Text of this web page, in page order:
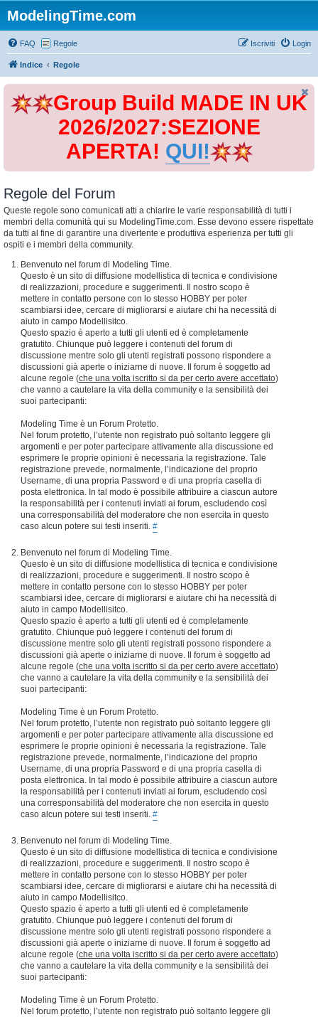
ModelingTime.com
FAQ Regole Login
Iscriviti
Indice Regole
Group Build MADE IN UK
2026/2027:SEZIONE
APERTA! QUI!
Regole del Forum
Queste regole sono comunicati atti a chiarire le varie responsabilità di tutti i
membri della comunità qui su ModelingTime.com. Esse devono essere rispettate
da tutti al fine di garantire una divertente e produttiva esperienza per tutti gli
ospiti e i membri della community.
Benvenuto nel forum di Modeling Time.
Questo è un sito di diffusione modellistica di tecnica e condivisione
di realizzazioni, procedure e suggerimenti. Il nostro scopo è
mettere in contatto persone con lo stesso HOBBY per poter
scambiarsi idee, cercare di migliorarsi e aiutare chi ha necessità di
aiuto in campo Modellisitco.
Questo spazio è aperto a tutti gli utenti ed è completamente
gratutito. Chiunque può leggere i contenuti del forum di
discussione mentre solo gli utenti registrati possono rispondere a
discussioni già aperte o iniziarne di nuove. Il forum è soggetto ad
alcune regole (che una volta iscritto si da per certo avere accettato)
che vanno a cautelare la vita della community e la sensibilità dei
suoi partecipanti:
Modeling Time è un Forum Protetto.
Nel forum protetto, l’utente non registrato può soltanto leggere gli
argomenti e per poter partecipare attivamente alla discussione ed
esprimere le proprie opinioni è necessaria la registrazione. Tale
registrazione prevede, normalmente, l’indicazione del proprio
Username, di una propria Password e di una propria casella di
posta elettronica. In tal modo è possibile attribuire a ciascun autore
la responsabilità per i contenuti inviati ai forum, escludendo così
una corresponsabilità del moderatore che non esercita in questo
caso alcun potere sui testi inseriti. #
Benvenuto nel forum di Modeling Time.
Questo è un sito di diffusione modellistica di tecnica e condivisione
di realizzazioni, procedure e suggerimenti. Il nostro scopo è
mettere in contatto persone con lo stesso HOBBY per poter
scambiarsi idee, cercare di migliorarsi e aiutare chi ha necessità di
aiuto in campo Modellisitco.
Questo spazio è aperto a tutti gli utenti ed è completamente
gratutito. Chiunque può leggere i contenuti del forum di
discussione mentre solo gli utenti registrati possono rispondere a
discussioni già aperte o iniziarne di nuove. Il forum è soggetto ad
alcune regole (che una volta iscritto si da per certo avere accettato)
che vanno a cautelare la vita della community e la sensibilità dei
suoi partecipanti:
Modeling Time è un Forum Protetto.
Nel forum protetto, l’utente non registrato può soltanto leggere gli
argomenti e per poter partecipare attivamente alla discussione ed
esprimere le proprie opinioni è necessaria la registrazione. Tale
registrazione prevede, normalmente, l’indicazione del proprio
Username, di una propria Password e di una propria casella di
posta elettronica. In tal modo è possibile attribuire a ciascun autore
la responsabilità per i contenuti inviati ai forum, escludendo così
una corresponsabilità del moderatore che non esercita in questo
caso alcun potere sui testi inseriti. #
Benvenuto nel forum di Modeling Time.
Questo è un sito di diffusione modellistica di tecnica e condivisione
di realizzazioni, procedure e suggerimenti. Il nostro scopo è
mettere in contatto persone con lo stesso HOBBY per poter
scambiarsi idee, cercare di migliorarsi e aiutare chi ha necessità di
aiuto in campo Modellisitco.
Questo spazio è aperto a tutti gli utenti ed è completamente
gratutito. Chiunque può leggere i contenuti del forum di
discussione mentre solo gli utenti registrati possono rispondere a
discussioni già aperte o iniziarne di nuove. Il forum è soggetto ad
alcune regole (che una volta iscritto si da per certo avere accettato)
che vanno a cautelare la vita della community e la sensibilità dei
suoi partecipanti:
Modeling Time è un Forum Protetto.
Nel forum protetto, l’utente non registrato può soltanto leggere gli